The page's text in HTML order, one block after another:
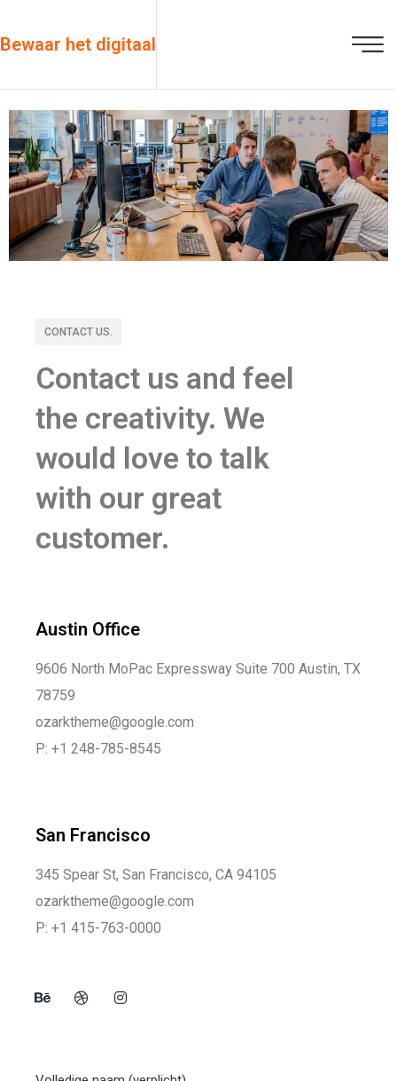
Bewaar het digitaal
CONTACT US.
Contact us and feel
the creativity. We
would love to talk
with our great
customer.
Austin Office
9606 North MoPac Expressway Suite 700 Austin, TX
78759
ozarktheme@google.com
P: +1 248-785-8545
San Francisco
345 Spear St, San Francisco, CA 94105
ozarktheme@google.com
P: +1 415-763-0000